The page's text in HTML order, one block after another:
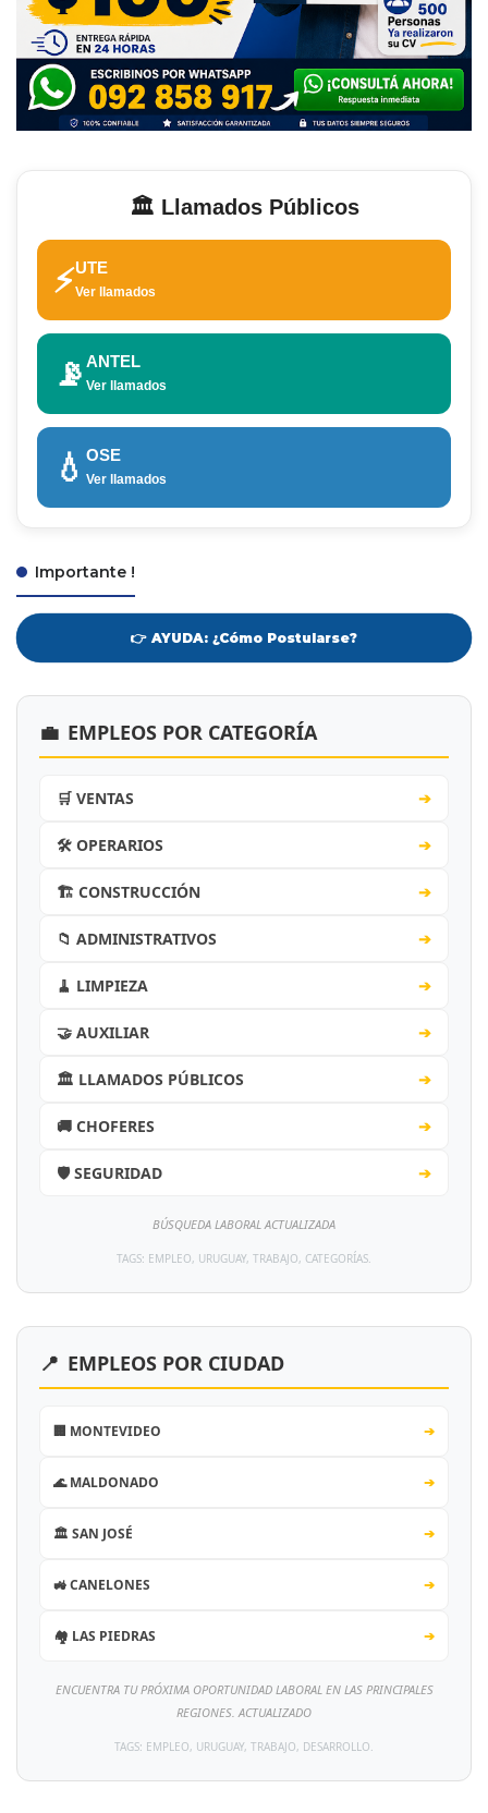
🏛️ Llamados Públicos
⚡UTE
Ver llamados
📡 ANTEL
Ver llamados
💧 OSE
Ver llamados
Importante !
👉 AYUDA: ¿Cómo Postularse?
💼 EMPLEOS POR CATEGORÍA
🛒 VENTAS ➔
🛠️ OPERARIOS ➔
🏗️ CONSTRUCCIÓN ➔
📁 ADMINISTRATIVOS ➔
🧹 LIMPIEZA ➔
🤝 AUXILIAR ➔
🏛️ LLAMADOS PÚBLICOS ➔
🚚 CHOFERES ➔
🛡️ SEGURIDAD ➔
BÚSQUEDA LABORAL ACTUALIZADA
TAGS: EMPLEO, URUGUAY, TRABAJO, CATEGORÍAS.
📍 EMPLEOS POR CIUDAD
🏢 MONTEVIDEO ➔
🌊 MALDONADO ➔
🏛️ SAN JOSÉ ➔
🚜 CANELONES ➔
🏘️ LAS PIEDRAS ➔
ENCUENTRA TU PRÓXIMA OPORTUNIDAD LABORAL EN LAS PRINCIPALES
REGIONES. ACTUALIZADO
TAGS: EMPLEO, URUGUAY, TRABAJO, DESARROLLO.